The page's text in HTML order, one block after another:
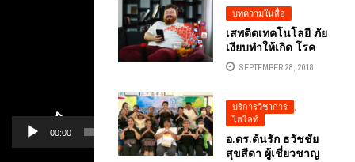
บทความในสื่อ
เสพติดเทคโนโลยี ภัย
เงียบทำให้เกิด โรค
อ้วนในยุคดิจิทัล
SEPTEMBER 28, 2018
บริการวิชาการ
,
ไฮไลท์
อ.ดร.ต้นรัก ธวัชชัย
สุขสีดา ผู้เชี่ยวชาญ
00:00 01:14